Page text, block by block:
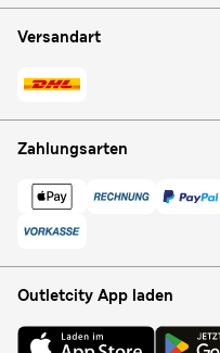
Versandart
Zahlungsarten
Outletcity App laden